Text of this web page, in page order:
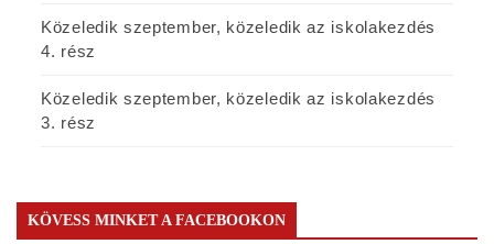
Közeledik szeptember, közeledik az iskolakezdés
4. rész
Közeledik szeptember, közeledik az iskolakezdés
3. rész
KÖVESS MINKET A FACEBOOKON